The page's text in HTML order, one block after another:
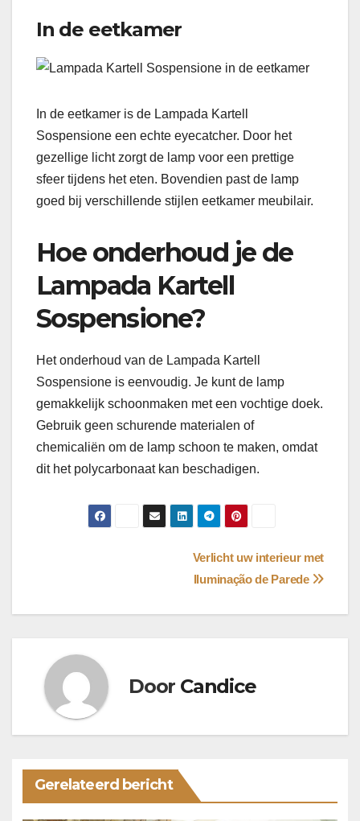
In de eetkamer
In de eetkamer is de Lampada Kartell
Sospensione een echte eyecatcher. Door het
gezellige licht zorgt de lamp voor een prettige
sfeer tijdens het eten. Bovendien past de lamp
goed bij verschillende stijlen eetkamer meubilair.
Hoe onderhoud je de
Lampada Kartell
Sospensione?
Het onderhoud van de Lampada Kartell
Sospensione is eenvoudig. Je kunt de lamp
gemakkelijk schoonmaken met een vochtige doek.
Gebruik geen schurende materialen of
chemicaliën om de lamp schoon te maken, omdat
dit het polycarbonaat kan beschadigen.
Verlicht uw interieur met
Iluminação de Parede
Door Candice
Gerelateerd bericht